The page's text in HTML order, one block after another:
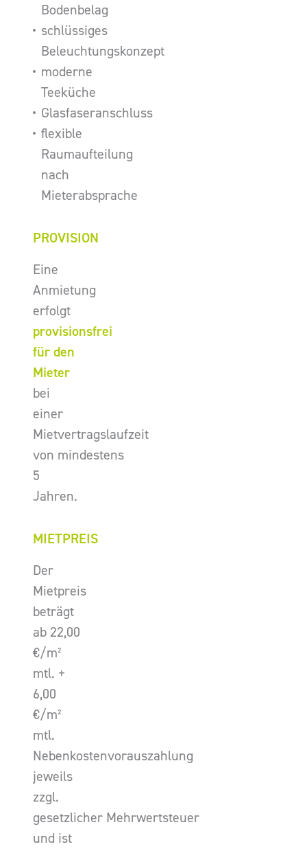
Bodenbelag
schlüssiges
Beleuchtungskonzept
moderne
Teeküche
Glasfaseranschluss
flexible
Raumaufteilung
nach
Mieterabsprache
PROVISION
Eine
Anmietung
erfolgt
provisionsfrei
für den
Mieter
bei
einer
Mietvertragslaufzeit
von mindestens
5
Jahren.
MIETPREIS
Der
Mietpreis
beträgt
ab 22,00
€/m²
mtl. +
6,00
€/m²
mtl.
Nebenkostenvorauszahlung
jeweils
zzgl.
gesetzlicher Mehrwertsteuer
und ist